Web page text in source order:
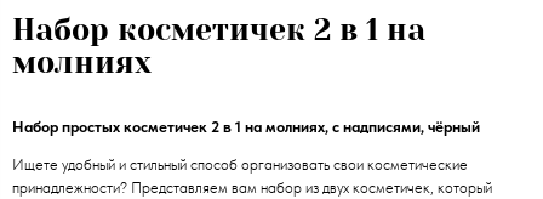
Набор косметичек 2 в 1 на
молниях
Набор простых косметичек 2 в 1 на молниях, с надписями, чёрный
Ищете удобный и стильный способ организовать свои косметические
принадлежности? Представляем вам набор из двух косметичек, который